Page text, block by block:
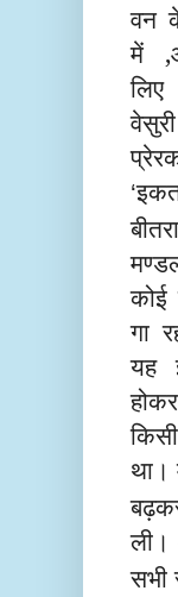
वन
में ,
‘
कोई
गा
यह
था।
ली।
सभी